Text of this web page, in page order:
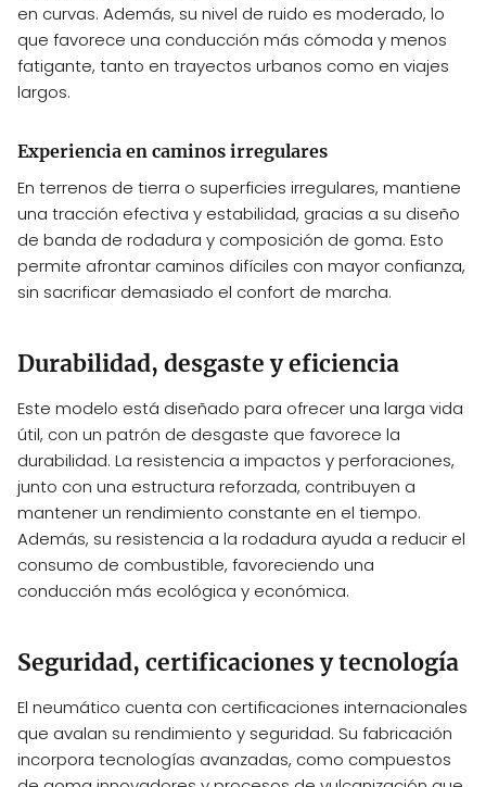
en curvas. Además, su nivel de ruido es moderado, lo
que favorece una conducción más cómoda y menos
fatigante, tanto en trayectos urbanos como en viajes
largos.
Experiencia en caminos irregulares
En terrenos de tierra o superficies irregulares, mantiene
una tracción efectiva y estabilidad, gracias a su diseño
de banda de rodadura y composición de goma. Esto
permite afrontar caminos difíciles con mayor confianza,
sin sacrificar demasiado el confort de marcha.
Durabilidad, desgaste y eficiencia
Este modelo está diseñado para ofrecer una larga vida
útil, con un patrón de desgaste que favorece la
durabilidad. La resistencia a impactos y perforaciones,
junto con una estructura reforzada, contribuyen a
mantener un rendimiento constante en el tiempo.
Además, su resistencia a la rodadura ayuda a reducir el
consumo de combustible, favoreciendo una
conducción más ecológica y económica.
Seguridad, certificaciones y tecnología
El neumático cuenta con certificaciones internacionales
que avalan su rendimiento y seguridad. Su fabricación
incorpora tecnologías avanzadas, como compuestos